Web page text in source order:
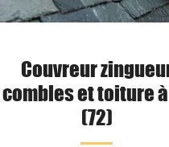
Couvreur
et toiture
(72)